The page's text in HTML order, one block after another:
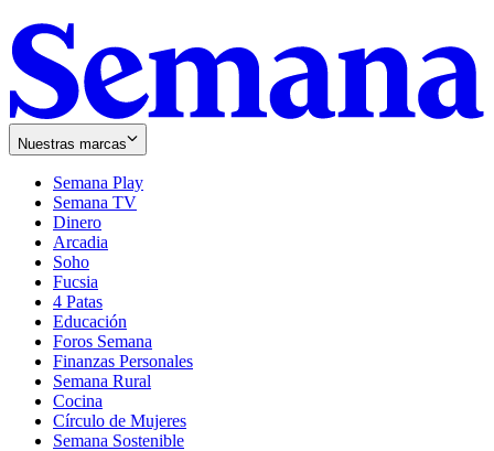
Nuestras marcas
Semana Play
Semana TV
Dinero
Arcadia
Soho
in
new
window
Fucsia
in
new
window
4 Patas
Educación
Foros Semana
Finanzas Personales
Semana Rural
Cocina
Círculo de Mujeres
Semana Sostenible